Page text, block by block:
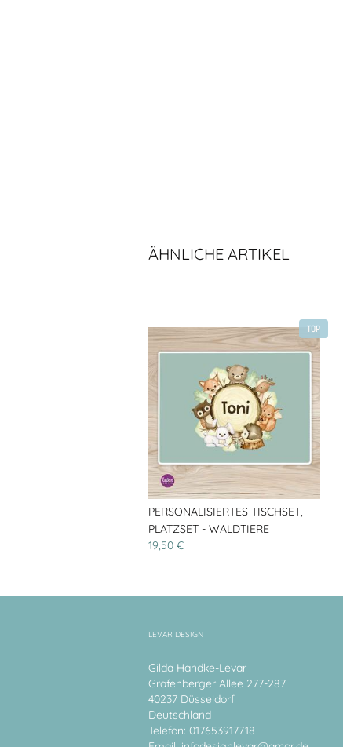
ÄHNLICHE ARTIKEL
TOP
PERSONALISIERTES TISCHSET,
PLATZSET - WALDTIERE
19,50 €
LEVAR DESIGN
Gilda Handke-Levar
Grafenberger Allee 277-287
40237 Düsseldorf
Deutschland
Telefon: 017653917718